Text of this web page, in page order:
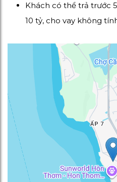
Khách có thể trả trước
10 tỷ, cho vay không